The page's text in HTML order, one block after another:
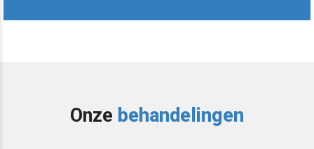
Onze behandelingen